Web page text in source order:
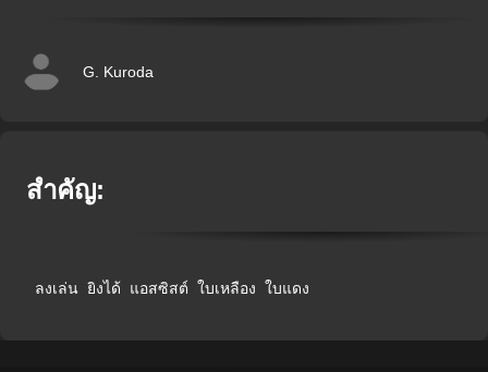
G. Kuroda
สำคัญ:
ลงเล่น ยิงได้ แอสซิสต์ ใบเหลือง ใบแดง